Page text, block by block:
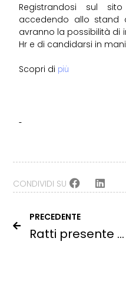
Registrandosi sul
accedendo allo stand
avranno la possibilità di
Hr e di candidarsi in
Scopri di più
CONDIVIDI SU
PRECEDENTE
Ratti presente all’interno del nuovo Rapporto GreenItaly della Fondazione Symbola.